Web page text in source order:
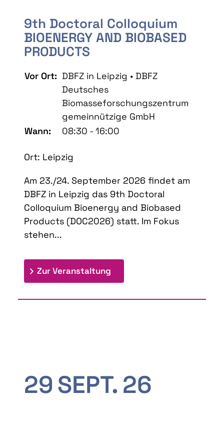
9th Doctoral Colloquium
BIOENERGY AND BIOBASED
PRODUCTS
Vor Ort: DBFZ in Leipzig • DBFZ
Deutsches
Biomasseforschungszentrum
gemeinnützige GmbH
Wann:
08:30 - 16:00
Ort: Leipzig
Am 23./24. September 2026 findet am
DBFZ in Leipzig das 9th Doctoral
Colloquium Bioenergy and Biobased
Products (DOC2026) statt. Im Fokus
stehen...
Zur Veranstaltung
29SEPT. 26